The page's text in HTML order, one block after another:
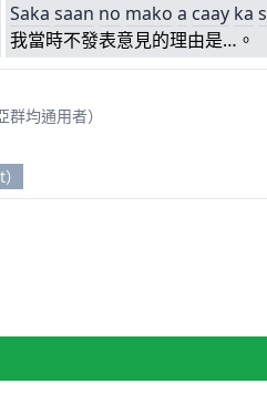
Saka saan no mako a caay ka
我當時不發表意見的理由是…。
均通用者）